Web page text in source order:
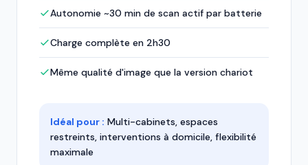
Autonomie ~30 min de scan actif par batterie
Charge complète en 2h30
Même qualité d'image que la version chariot
Idéal pour : Multi-cabinets, espaces
restreints, interventions à domicile, flexibilité
maximale